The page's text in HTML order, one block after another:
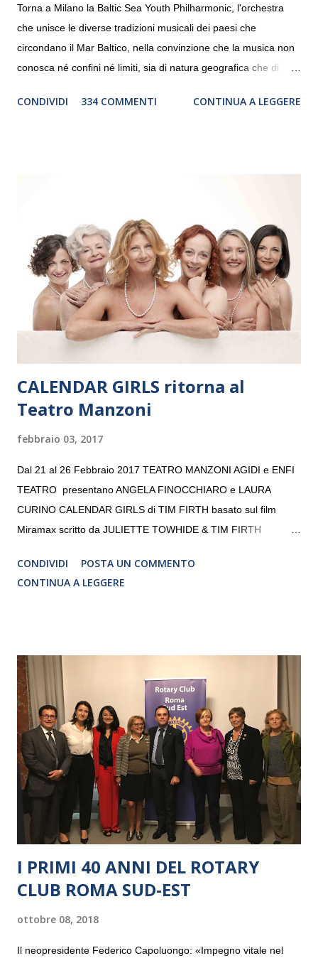
Torna a Milano la Baltic Sea Youth Philharmonic, l'orchestra
che unisce le diverse tradizioni musicali dei paesi che
circondano il Mar Baltico, nella convinzione che la musica non
conosca né confini né limiti, sia di natura geografica che di
debutterà il 10 settembre a Heiden, in Germania, e toccherà, in
“Settembre dell’Accademia” dove si esibirà per il secondo anno
consecutivo. Il pubblico milanese avrà il piacere di applaudire i
giovani artisti della Baltic Sea Youth Philharmonic per la quarta
volta. L’orchestra, fondata nel 2008 da Kristjan Järvi (affiancato
da un prestigioso consiglio di consulent...
CONDIVIDI 334 COMMENTI CONTINUA A LEGGERE
CALENDAR GIRLS ritorna al
Teatro Manzoni
febbraio 03, 2017
Dal 21 al 26 Febbraio 2017 TEATRO MANZONI AGIDI e ENFI
TEATRO presentano ANGELA FINOCCHIARO e LAURA
CURINO CALENDAR GIRLS di TIM FIRTH basato sul film
Miramax scritto da JULIETTE TOWHIDE & TIM FIRTH
CRISTINA PEZZOLI
CONDIVIDI
POSTA UN COMMENTO
CONTINUA A LEGGERE
I PRIMI 40 ANNI DEL ROTARY
CLUB ROMA SUD-EST
ottobre 08, 2018
Il neopresidente Federico Capoluongo: «Impegno vitale nel